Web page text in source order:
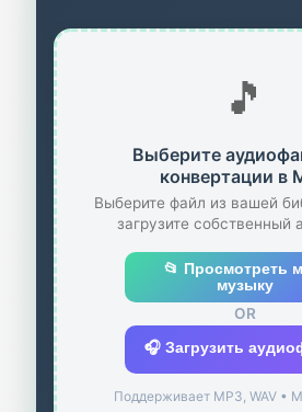
🎵
Выберите
конвертации в
Выберите файл из вашей
загрузите собственный
📂 Просмотреть
музыку
OR
🎧 Загрузить
Поддерживает MP3, WAV •